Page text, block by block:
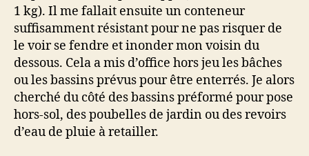
1 kg). Il me fallait ensuite un conteneur
suffisamment résistant pour ne pas risquer de
le voir se fendre et inonder mon voisin du
dessous. Cela a mis d’office hors jeu les bâches
ou les bassins prévus pour être enterrés. Je alors
cherché du côté des bassins préformé pour pose
hors-sol, des poubelles de jardin ou des revoirs
d’eau de pluie à retailler.